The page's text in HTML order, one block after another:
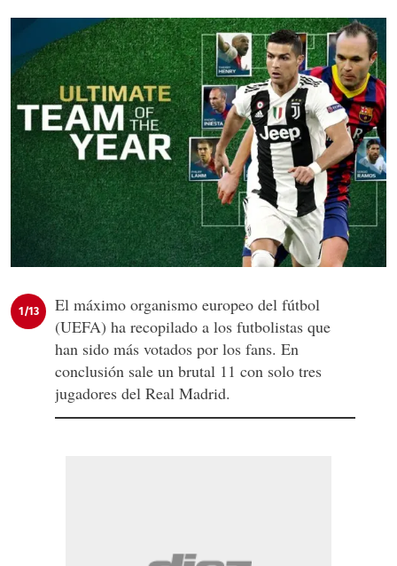
1/13
El máximo organismo europeo del fútbol
(UEFA) ha recopilado a los futbolistas que
han sido más votados por los fans. En
conclusión sale un brutal 11 con solo tres
jugadores del Real Madrid.